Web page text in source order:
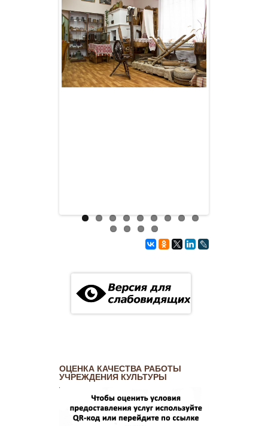
ОЦЕНКА КАЧЕСТВА РАБОТЫ
УЧРЕЖДЕНИЯ КУЛЬТУРЫ